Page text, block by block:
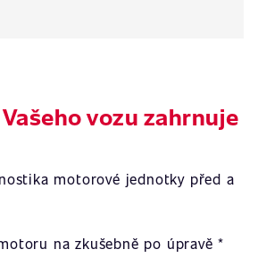
vozu zahrnuje
motorové jednotky před a
na zkušebně po úpravě *